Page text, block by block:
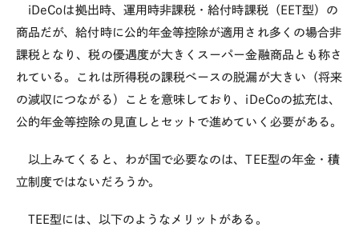
iDeCoは拠出時、運用時非課税・給付時課税（EET型）の
商品だが、給付時に公的年金等控除が適用され多くの場合非
課税となり、税の優遇度が大きくスーパー金融商品とも称さ
れている。これは所得税の課税ベースの脱漏が大きい（将来
の減収につながる）ことを意味しており、 iDeCoの拡充は、
公的年金等控除の見直しとセットで進めていく必要がある。
以上みてくると、わが国で必要なのは、TEE型の年金・積
立制度ではないだろうか。
TEE型には、以下のようなメリットがある。